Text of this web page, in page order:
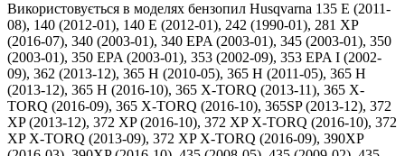
Використовується в моделях бензопил Husqvarna 135 E (2011-
08), 140 (2012-01), 140 E (2012-01), 242 (1990-01), 281 XP
(2016-07), 340 (2003-01), 340 EPA (2003-01), 345 (2003-01), 350
(2003-01), 350 EPA (2003-01), 353 (2002-09), 353 EPA I (2002-
09), 362 (2013-12), 365 H (2010-05), 365 H (2011-05), 365 H
(2013-12), 365 H (2016-10), 365 X-TORQ (2013-11), 365 X-
TORQ (2016-09), 365 X-TORQ (2016-10), 365SP (2013-12), 372
XP (2013-12), 372 XP (2016-10), 372 XP X-TORQ (2016-10), 372
XP X-TORQ (2013-09), 372 XP X-TORQ (2016-09), 390XP